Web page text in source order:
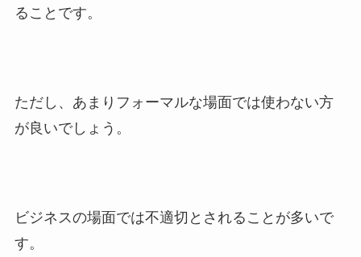
ることです。
ただし、あまりフォーマルな場面では使わない方
が良いでしょう。
ビジネスの場面では不適切とされることが多いで
す。